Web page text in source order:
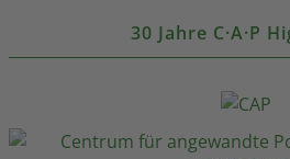
30 Jahre C·A·P